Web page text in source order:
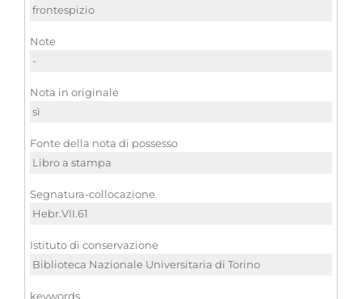
frontespizio
Note
-
Nota in originale
sì
Fonte della nota di possesso
Libro a stampa
Segnatura-collocazione
Hebr.VII.61
Istituto di conservazione
Biblioteca Nazionale Universitaria di Torino
keywords